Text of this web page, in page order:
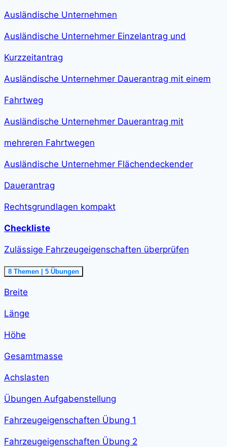
Ausländische Unternehmen
Ausländische Unternehmer Einzelantrag und
Kurzzeitantrag
Ausländische Unternehmer Dauerantrag mit einem
Fahrtweg
Ausländische Unternehmer Dauerantrag mit
mehreren Fahrtwegen
Ausländische Unternehmer Flächendeckender
Dauerantrag
Rechtsgrundlagen kompakt
Checkliste
Zulässige Fahrzeugeigenschaften überprüfen
Ausklappen
Zulässige
Fahrzeugeigenschaften
class="course-
duration">1
h
min
</span>
8 Themen 5 Übungen
Breite
Länge
Höhe
Gesamtmasse
Achslasten
Übungen Aufgabenstellung
Fahrzeugeigenschaften Übung 1
Fahrzeugeigenschaften Übung 2